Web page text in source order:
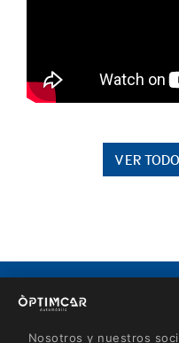
VER
Nosotros y nuestros